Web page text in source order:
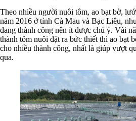
Theo nhiều người nuôi tôm, ao bạt bờ,
năm 2016 ở tỉnh Cà Mau và Bạc Liêu,
đang thành công nên ít được chú ý. Vài
thành tôm nuôi đặt ra bức thiết thì ao bạt
cho nhiều thành công, nhất là giúp vượt
qua.